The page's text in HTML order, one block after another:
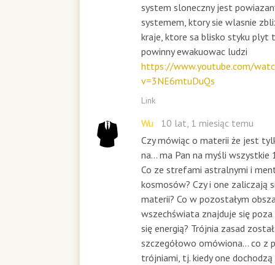
system sloneczny jest
systemem, ktory sie wlasnie
kraje, ktore sa blisko styku plyt
powinny ewakuowac ludzi
https://www.youtube.com/
v=3NE6mtuDuQs
Link
Wu
10 lat, 1 miesiąc temu
Czy mówiąc o materii że jest
na... ma Pan na myśli wszystkie
Co ze strefami astralnymi i
kosmosów? Czy i one zaliczają
materii? Co w pozostałym
wszechświata znajduje się
się energią? Trójnia zasad
szczegółowo omówiona... co z
trójniami, tj. kiedy one dochodzą